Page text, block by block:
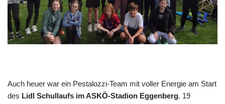
Auch heuer war ein Pestalozzi-Team mit voller Energie am Start
des Lidl Schullaufs im ASKÖ-Stadion Eggenberg. 19